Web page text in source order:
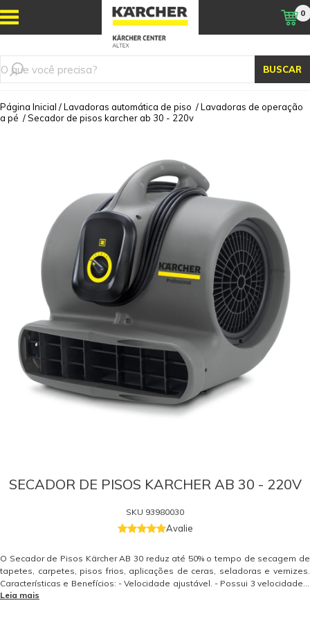
BUSCAR
0
Página Inicial /Lavadoras automática de piso /Lavadoras de operação
a pé /Secador de pisos karcher ab 30 - 220v
SECADOR DE PISOS KARCHER AB 30 - 220V
SKU 93980030
Avalie
O Secador de Pisos Kärcher AB 30 reduz até 50% o tempo de secagem de
tapetes, carpetes, pisos frios, aplicações de ceras, seladoras e vernizes.
Características e Benefícios: - Velocidade ajustável. - Possui 3 velocidades.
- Fácil de transportar. COMPRE OU ALUGUE DIRETAMENTE CONOSCO: Fale
Leia mais